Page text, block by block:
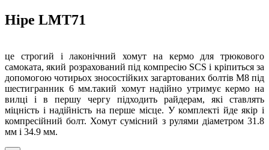
Hipe LMT71
це строгий і лаконічний хомут на кермо для трюкового
самоката, який розрахований під компресію SCS і кріпиться за
допомогою чотирьох зносостійких загартованих болтів М8 під
шестигранник 6 мм.такий хомут надійно утримує кермо на
вилці і в першу чергу підходить райдерам, які ставлять
міцність і надійність на перше місце. У комплекті йде якір і
компресійний болт. Хомут сумісний з рулями діаметром 31.8
мм і 34.9 мм.